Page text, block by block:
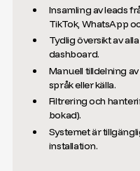
Insamling av leads
TikTok, WhatsApp
Tydlig översikt av
dashboard.
Manuell tilldelning
språk eller källa.
Filtrering och
bokad).
Systemet är
installation.